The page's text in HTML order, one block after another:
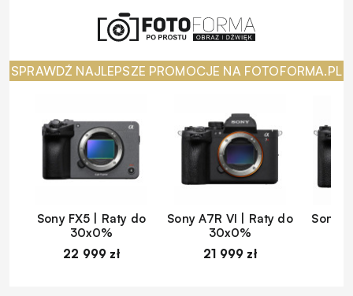
SPRAWDŹ NAJLEPSZE PROMOCJE NA FOTOFORMA.PL
Sony FX5 | Raty do
30x0%
22 999 zł
Sony A7R VI | Raty do
30x0%
21 999 zł
Sony